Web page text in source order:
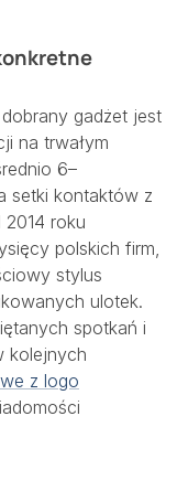
gadżet jest
na trwałym
6–
setki kontaktów z
roku
polskich firm,
stylus
ulotek.
spotkań i
kolejnych
z logo